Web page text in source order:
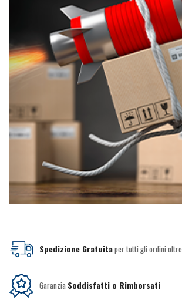
prodotto
Spedizione Gratuitaper tutti gli ordini oltre
Garanzia Soddisfatti o Rimborsati